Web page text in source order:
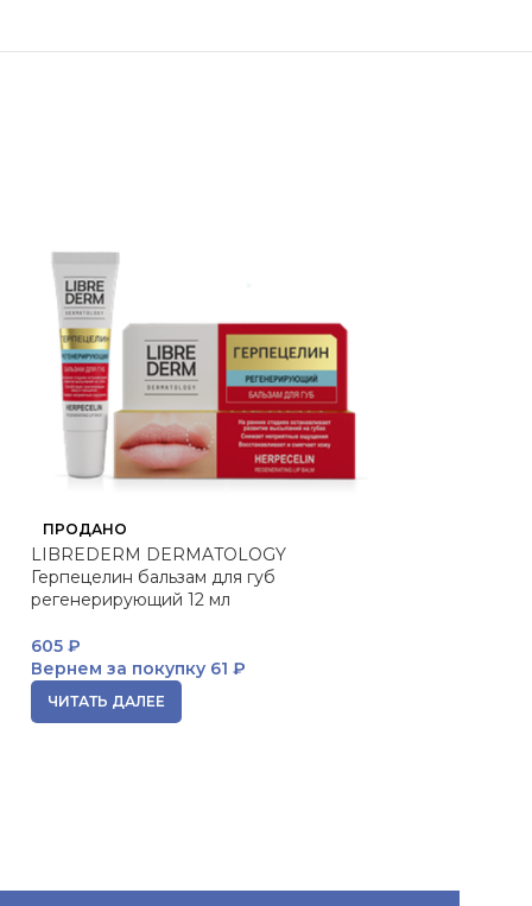
ПРОДАНО
LIBREDERM DERMATOLOGY
Герпецелин бальзам для губ
регенерирующий 12 мл
605 ₽
Вернем за покупку61 ₽
ЧИТАТЬ ДАЛЕЕ